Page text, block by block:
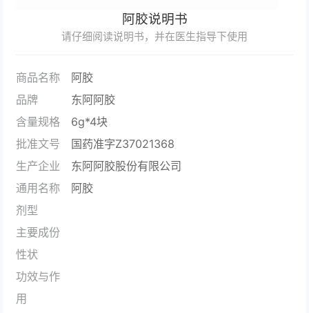
阿胶说明书
请仔细阅读说明书，并在医生指导下使用
商品名称
阿胶
品牌
东阿阿胶
含量规格
6g*4块
批准文号
国药准字Z37021368
生产企业
东阿阿胶股份有限公司
通用名称
阿胶
剂型
主要成份
性状
功效与作
用